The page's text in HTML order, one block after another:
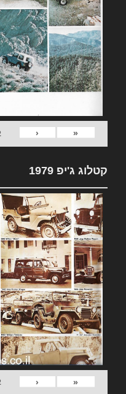
«
‹
קטלוג ג'יפ 1979
«
‹